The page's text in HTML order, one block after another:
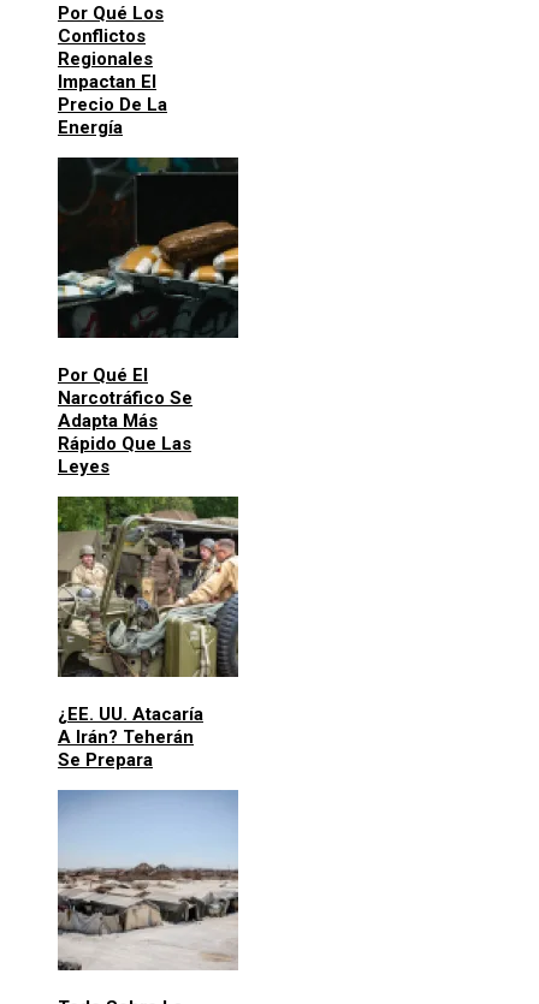
Por Qué Los
Conflictos
Regionales
Impactan El
Precio De La
Energía
Por Qué El
Narcotráfico Se
Adapta Más
Rápido Que Las
Leyes
¿EE. UU. Atacaría
A Irán? Teherán
Se Prepara